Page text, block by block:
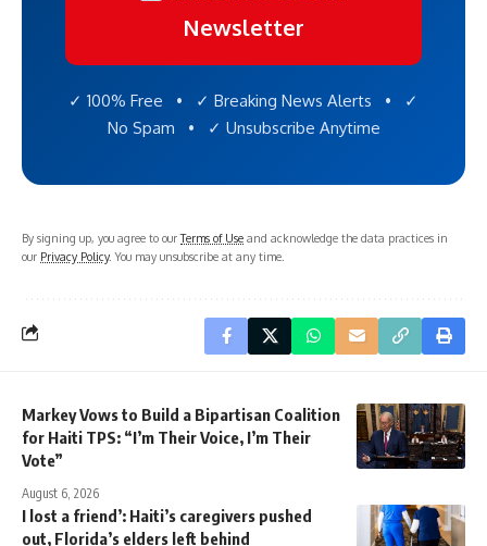
Newsletter
✓ 100% Free • ✓ Breaking News Alerts • ✓
No Spam • ✓ Unsubscribe Anytime
By signing up, you agree to ourTerms of Use and acknowledge the data practices in
our Privacy Policy. You may unsubscribe at any time.
Markey Vows to Build a Bipartisan Coalition
for Haiti TPS: “I’m Their Voice, I’m Their
Vote”
August 6, 2026
I lost a friend’: Haiti’s caregivers pushed
out, Florida’s elders left behind